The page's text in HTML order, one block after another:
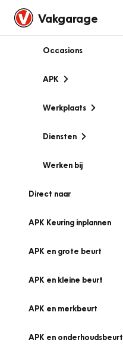
Vakgarage
Occasions
APK
Werkplaats
Diensten
Werken bij
Direct naar
APK Keuring inplannen
APK en grote beurt
APK en kleine beurt
APK en merkbeurt
APK en onderhoudsbeurt